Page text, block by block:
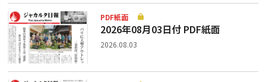
PDF紙面
2026年08月03日付 PDF紙面
2026.08.03